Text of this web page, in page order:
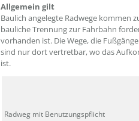
Allgemein gilt
Baulich angelegte Radwege kommen
bauliche Trennung zur Fahrbahn
vorhanden ist. Die Wege, die
sind nur dort vertretbar, wo das
ist.
Radweg mit Benutzungspflicht